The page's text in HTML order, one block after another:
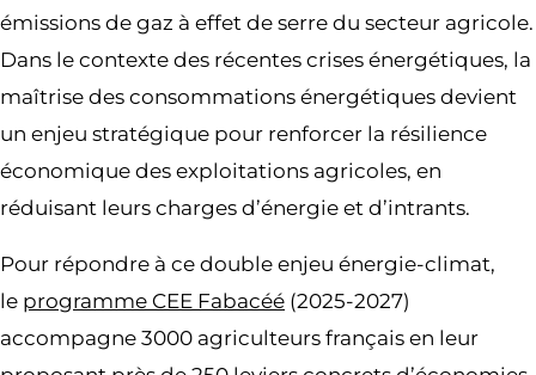
émissions de gaz à effet de serre du secteur agricole.
Dans le contexte des récentes crises énergétiques, la
maîtrise des consommations énergétiques devient
un enjeu stratégique pour renforcer la résilience
économique des exploitations agricoles, en
réduisant leurs charges d’énergie et d’intrants.
Pour répondre à ce double enjeu énergie-climat,
le programme CEE Fabacéé (2025-2027)
accompagne 3000 agriculteurs français en leur